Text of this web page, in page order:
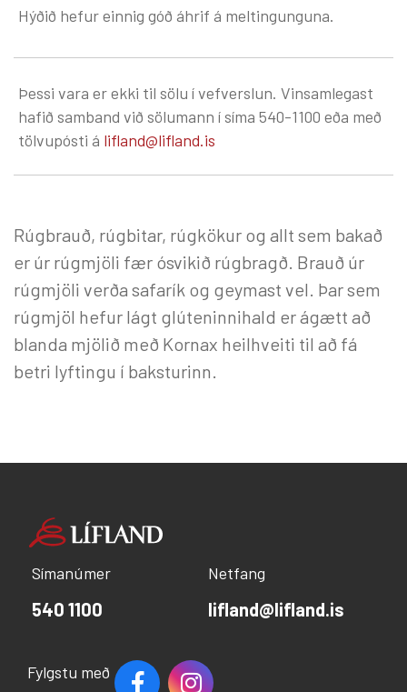
Hýðið hefur einnig góð áhrif á meltingunguna.
Þessi vara er ekki til sölu í vefverslun. Vinsamlegast
hafið samband við sölumann í síma 540-1100 eða með
tölvupósti á lifland@lifland.is
Rúgbrauð, rúgbitar, rúgkökur og allt sem bakað
er úr rúgmjöli fær ósvikið rúgbragð. Brauð úr
rúgmjöli verða safarík og geymast vel. Þar sem
rúgmjöl hefur lágt glúteninnihald er ágætt að
blanda mjölið með Kornax heilhveiti til að fá
betri lyftingu í baksturinn.
Símanúmer
540 1100
Netfang
lifland@lifland.is
Fylgstu með